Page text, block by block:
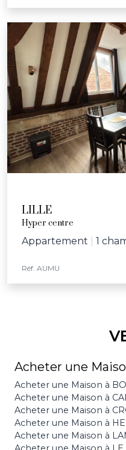
LILLE
Hyper centre
Appartement 1
Réf. AUMU
Acheter une
Acheter une Maison à
Acheter une Maison à
Acheter une Maison à
Acheter une Maison à
Acheter une Maison à